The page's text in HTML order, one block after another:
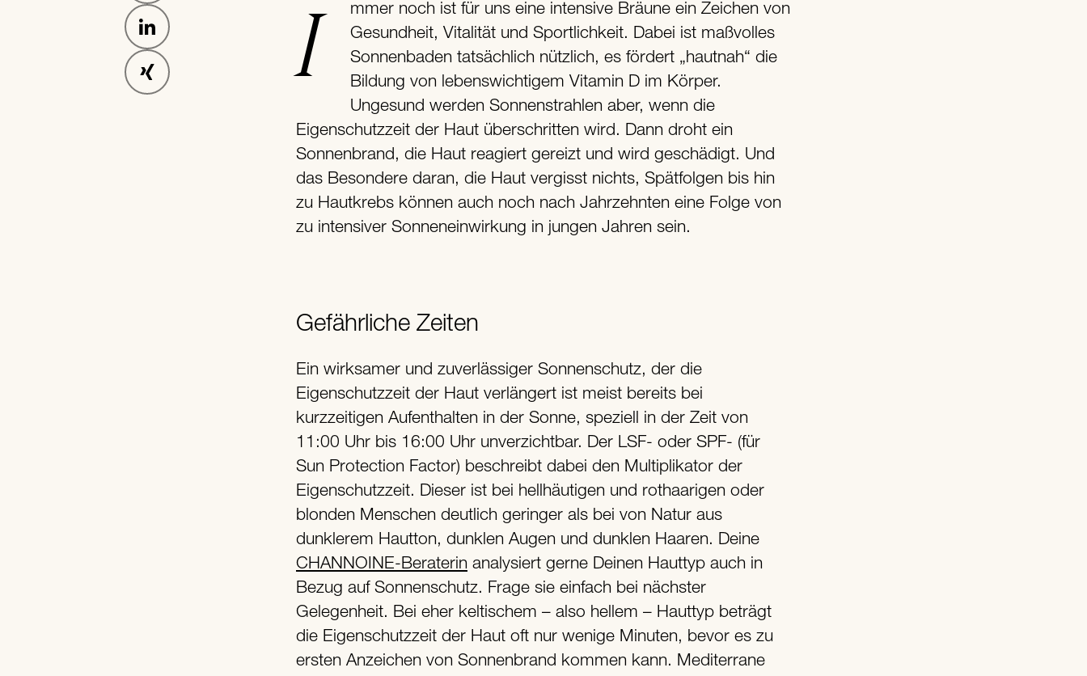
Immer noch ist für uns eine intensive Bräune ein Zeichen von
Gesundheit, Vitalität und Sportlichkeit. Dabei ist maßvolles
Sonnenbaden tatsächlich nützlich, es fördert „hautnah“ die
Bildung von lebenswichtigem Vitamin D im Körper.
Ungesund werden Sonnenstrahlen aber, wenn die
Eigenschutzzeit der Haut überschritten wird. Dann droht ein
Sonnenbrand, die Haut reagiert gereizt und wird geschädigt. Und
das Besondere daran, die Haut vergisst nichts, Spätfolgen bis hin
zu Hautkrebs können auch noch nach Jahrzehnten eine Folge von
zu intensiver Sonneneinwirkung in jungen Jahren sein.
Gefährliche Zeiten
Ein wirksamer und zuverlässiger Sonnenschutz, der die
Eigenschutzzeit der Haut verlängert ist meist bereits bei
kurzzeitigen Aufenthalten in der Sonne, speziell in der Zeit von
11:00 Uhr bis 16:00 Uhr unverzichtbar. Der LSF- oder SPF- (für
Sun Protection Factor) beschreibt dabei den Multiplikator der
Eigenschutzzeit. Dieser ist bei hellhäutigen und rothaarigen oder
blonden Menschen deutlich geringer als bei von Natur aus
dunklerem Hautton, dunklen Augen und dunklen Haaren. Deine
CHANNOINE-Beraterin analysiert gerne Deinen Hauttyp auch in
Bezug auf Sonnenschutz. Frage sie einfach bei nächster
Gelegenheit. Bei eher keltischem – also hellem – Hauttyp beträgt
die Eigenschutzzeit der Haut oft nur wenige Minuten, bevor es zu
ersten Anzeichen von Sonnenbrand kommen kann. Mediterrane